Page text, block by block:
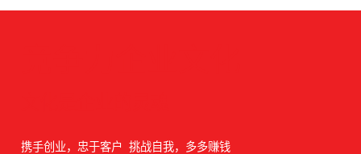
携手创业，忠于客户 挑战自我，多多赚钱